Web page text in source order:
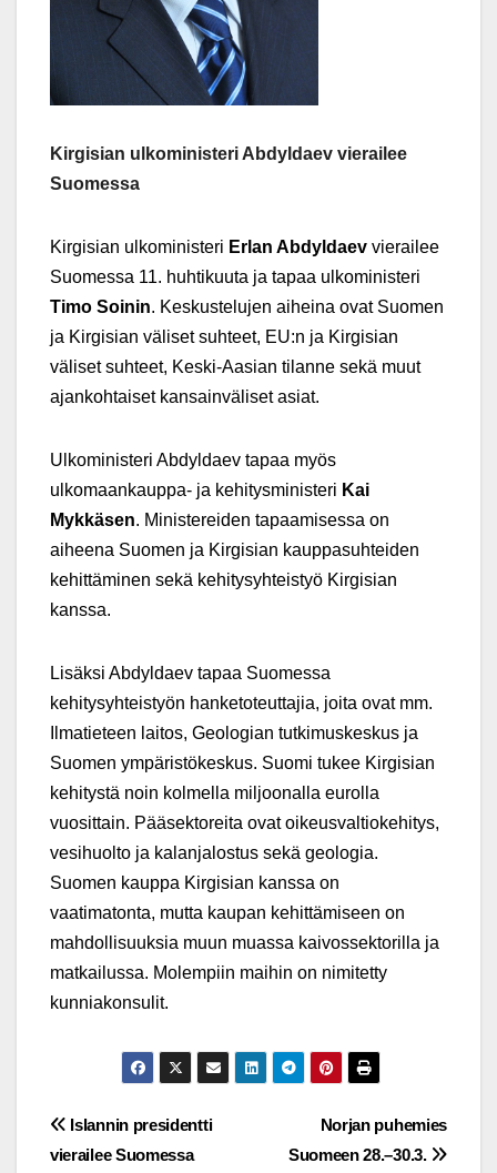
Kirgisian ulkoministeri Abdyldaev vierailee
Suomessa
Kirgisian ulkoministeri Erlan Abdyldaev vierailee
Suomessa 11. huhtikuuta ja tapaa ulkoministeri
Timo Soinin. Keskustelujen aiheina ovat Suomen
ja Kirgisian väliset suhteet, EU:n ja Kirgisian
väliset suhteet, Keski-Aasian tilanne sekä muut
ajankohtaiset kansainväliset asiat.
Ulkoministeri Abdyldaev tapaa myös
ulkomaankauppa- ja kehitysministeri Kai
Mykkäsen. Ministereiden tapaamisessa on
aiheena Suomen ja Kirgisian kauppasuhteiden
kehittäminen sekä kehitysyhteistyö Kirgisian
kanssa.
Lisäksi Abdyldaev tapaa Suomessa
kehitysyhteistyön hanketoteuttajia, joita ovat mm.
Ilmatieteen laitos, Geologian tutkimuskeskus ja
Suomen ympäristökeskus. Suomi tukee Kirgisian
kehitystä noin kolmella miljoonalla eurolla
vuosittain. Pääsektoreita ovat oikeusvaltiokehitys,
vesihuolto ja kalanjalostus sekä geologia.
Suomen kauppa Kirgisian kanssa on
vaatimatonta, mutta kaupan kehittämiseen on
mahdollisuuksia muun muassa kaivossektorilla ja
matkailussa. Molempiin maihin on nimitetty
kunniakonsulit.
Post
Norjan puhemies
Suomeen 28.–30.3.
Islannin presidentti
vierailee Suomessa